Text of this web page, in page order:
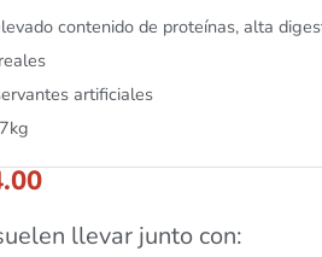
contenido de proteínas, alta
artificiales
llevar junto con: